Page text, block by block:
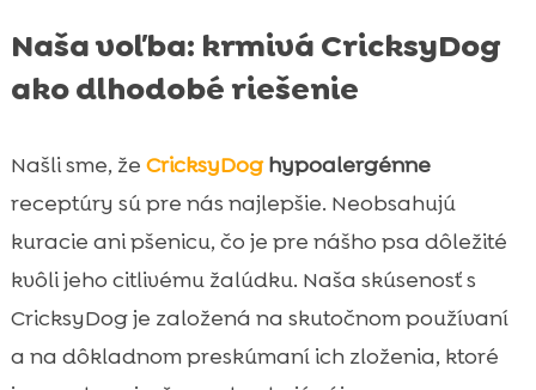
Naša voľba: krmivá CricksyDog
ako dlhodobé riešenie
Našli sme, že CricksyDoghypoalergénne
receptúry sú pre nás najlepšie. Neobsahujú
kuracie ani pšenicu, čo je pre nášho psa dôležité
kvôli jeho citlivému žalúdku. Naša skúsenosť s
CricksyDog je založená na skutočnom používaní
a na dôkladnom preskúmaní ich zloženia, ktoré